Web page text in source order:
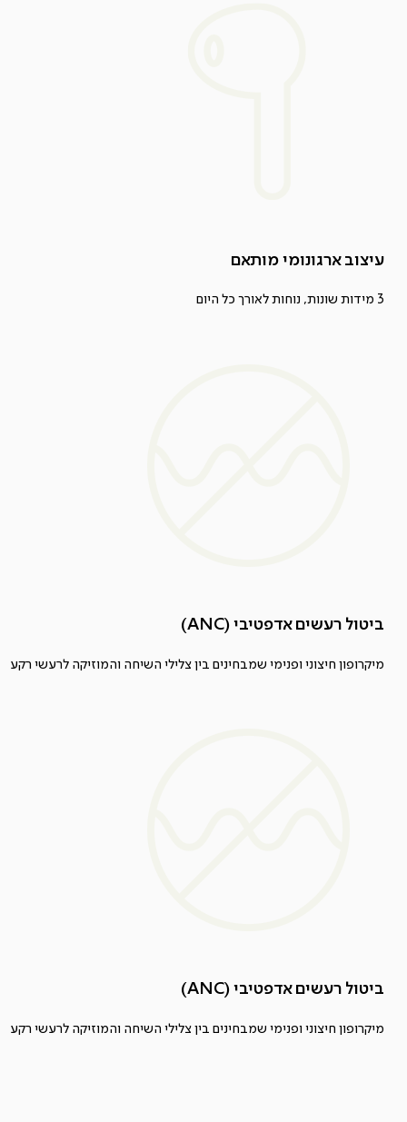
עיצוב ארגונומי מותאם
3 מידות שונות, נוחות לאורך כל היום
ביטול רעשים אדפטיבי (ANC)
מיקרופון חיצוני ופנימי שמבחינים בין צלילי השיחה והמוזיקה לרעשי רקע
ביטול רעשים אדפטיבי (ANC)
מיקרופון חיצוני ופנימי שמבחינים בין צלילי השיחה והמוזיקה לרעשי רקע